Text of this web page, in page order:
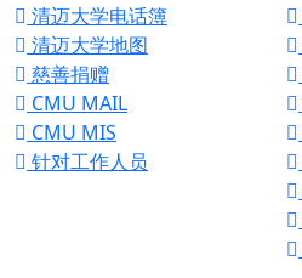
清迈大学电话簿
清迈大学地图
慈善捐赠
CMU MAIL
CMU MIS
针对工作人员